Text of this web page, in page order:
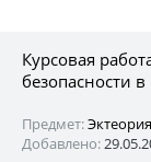
Курсовая
безопасности
Предмет:Эктеория
Добавлено: